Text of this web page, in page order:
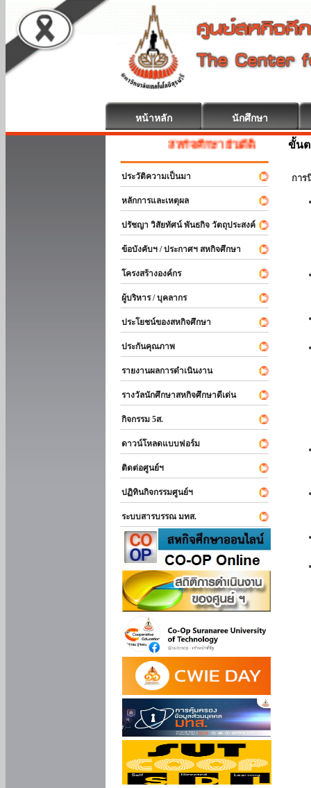
หน้าหลัก นักศึกษา
สหกิจศึกษา ยินดีต้อนรับ
ประวัติความเป็นมา
หลักการและเหตุผล
ปรัชญา วิสัยทัศน์ พันธกิจ วัตถุประสงค์
ข้อบังคับฯ / ประกาศฯ สหกิจศึกษา
โครงสร้างองค์กร
ผู้บริหาร / บุคลากร
ประโยชน์ของสหกิจศึกษา
ประกันคุณภาพ
รายงานผลการดำเนินงาน
รางวัลนักศึกษาสหกิจศึกษาดีเด่น
กิจกรรม 5ส.
ดาวน์โหลดแบบฟอร์ม
ติดต่อศูนย์ฯ
ปฏิทินกิจกรรมศูนย์ฯ
ระบบสารบรรณ มทส.
ขั้นต
การ